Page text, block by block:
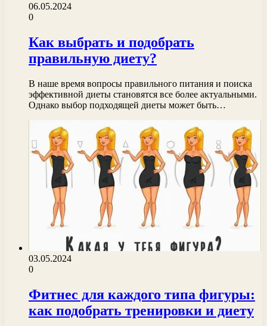
06.05.2024
0
Как выбрать и подобрать
правильную диету?
В наше время вопросы правильного питания и поиска
эффективной диеты становятся все более актуальными.
Однако выбор подходящей диеты может быть…
03.05.2024
0
Фитнес для каждого типа фигуры:
как подобрать тренировки и диету